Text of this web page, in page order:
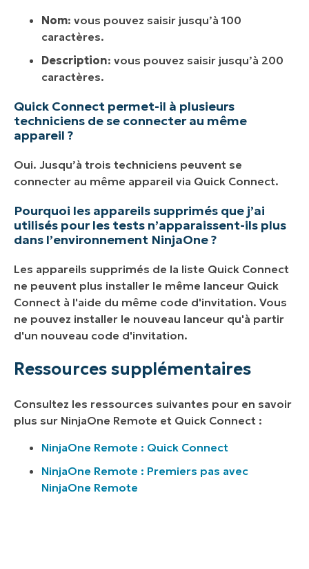
Nom: vous pouvez saisir jusqu’à 100
caractères.
Description: vous pouvez saisir jusqu’à 200
caractères.
Quick Connect permet-il à plusieurs
techniciens de se connecter au même
appareil ?
Oui. Jusqu’à trois techniciens peuvent se
connecter au même appareil via Quick Connect.
Pourquoi les appareils supprimés que j’ai
utilisés pour les tests n’apparaissent-ils plus
dans l’environnement NinjaOne ?
Les appareils supprimés de la liste Quick Connect
ne peuvent plus installer le même lanceur Quick
Connect à l'aide du même code d'invitation. Vous
ne pouvez installer le nouveau lanceur qu'à partir
d'un nouveau code d'invitation.
Ressources supplémentaires
Consultez les ressources suivantes pour en savoir
plus sur NinjaOne Remote et Quick Connect :
NinjaOne Remote : Quick Connect
NinjaOne Remote : Premiers pas avec
NinjaOne Remote